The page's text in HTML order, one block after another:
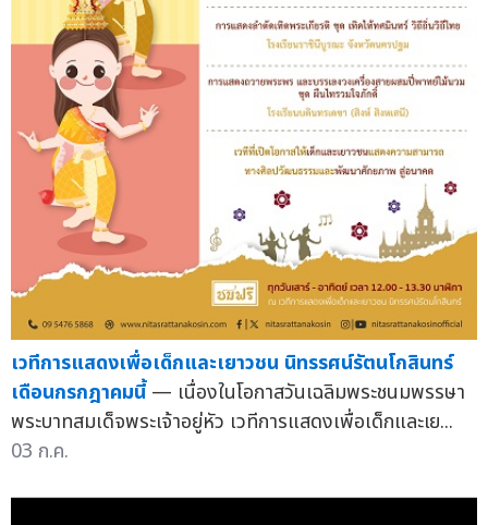
เวทีการแสดงเพื่อเด็กและเยาวชน นิทรรศน์รัตนโกสินทร์
เดือนกรกฎาคมนี้ — เนื่องในโอกาสวันเฉลิมพระชนมพรรษา
พระบาทสมเด็จพระเจ้าอยู่หัว เวทีการแสดงเพื่อเด็กและเย...
03 ก.ค.